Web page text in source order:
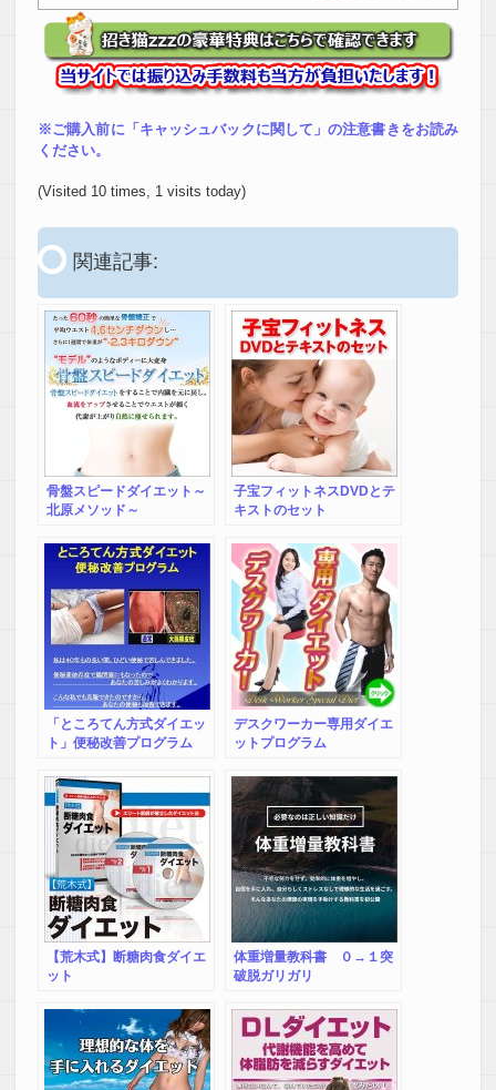
※ご購入前に「キャッシュバックに関して」の注意書きをお読み
ください。
(Visited 10 times, 1 visits today)
関連記事:
骨盤スピードダイエット～
北原メソッド～
子宝フィットネスDVDとテ
キストのセット
「ところてん方式ダイエッ
ト」便秘改善プログラム
デスクワーカー専用ダイエ
ットプログラム
【荒木式】断糖肉食ダイエ
ット
体重増量教科書 ０→１突
破脱ガリガリ